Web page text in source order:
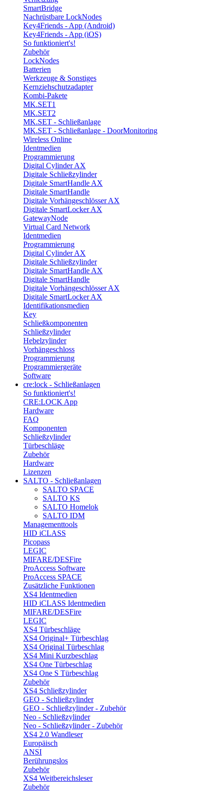
SmartBridge
Nachrüstbare LockNodes
Key4Friends - App (Android)
Key4Friends - App (iOS)
So funktioniert's!
Zubehör
LockNodes
Batterien
Werkzeuge & Sonstiges
Kernziehschutzadapter
Kombi-Pakete
MK.SET1
MK.SET2
MK.SET - Schließanlage
MK.SET - Schließanlage - DoorMonitoring
Wireless Online
Identmedien
Programmierung
Digital Cylinder AX
Digitale Schließzylinder
Digitale SmartHandle AX
Digitale SmartHandle
Digitale Vorhängeschlösser AX
Digitale SmartLocker AX
GatewayNode
Virtual Card Network
Identmedien
Programmierung
Digital Cylinder AX
Digitale Schließzylinder
Digitale SmartHandle AX
Digitale SmartHandle
Digitale Vorhängeschlösser AX
Digitale SmartLocker AX
Identifikationsmedien
Key
Schließkomponenten
Schließzylinder
Hebelzylinder
Vorhängeschloss
Programmierung
Programmiergeräte
Software
cre:lock - Schließanlagen
So funktioniert's!
CRE:LOCK App
Hardware
FAQ
Komponenten
Schließzylinder
Türbeschläge
Zubehör
Hardware
Lizenzen
SALTO - Schließanlagen
SALTO SPACE
SALTO KS
SALTO Homelok
SALTO IDM
Managementtools
HID iCLASS
Picopass
LEGIC
MIFARE/DESFire
ProAccess Software
ProAccess SPACE
Zusätzliche Funktionen
XS4 Identmedien
HID iCLASS Identmedien
MIFARE/DESFire
LEGIC
XS4 Türbeschläge
XS4 Original+ Türbeschlag
XS4 Original Türbeschlag
XS4 Mini Kurzbeschlag
XS4 One Türbeschlag
XS4 One S Türbeschlag
Zubehör
XS4 Schließzylinder
GEO - Schließzylinder
GEO - Schließzylinder - Zubehör
Neo - Schließzylinder
Neo - Schließzylinder - Zubehör
XS4 2.0 Wandleser
Europäisch
ANSI
Berührungslos
Zubehör
XS4 Weitbereichsleser
Zubehör